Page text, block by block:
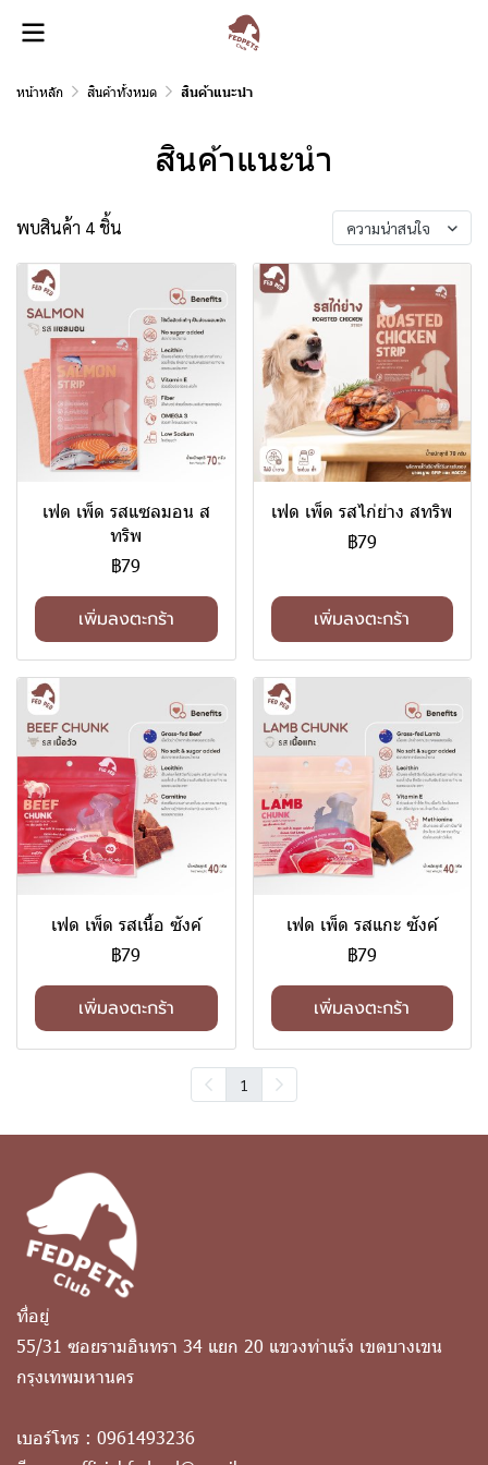
หน้าหลัก สินค้าทั้งหมด สินค้าแนะนำ
สินค้าแนะนำ
พบสินค้า 4 ชิ้น ความน่าสนใจ
เฟด เพ็ด รสแซลมอน ส
ทริพ
฿79
เพิ่มลงตะกร้า
เฟด เพ็ด รสไก่ย่าง สทริพ
฿79
เพิ่มลงตะกร้า
เฟด เพ็ด รสเนื้อ ซังค์
฿79
เพิ่มลงตะกร้า
เฟด เพ็ด รสแกะ ซังค์
฿79
เพิ่มลงตะกร้า
1
ที่อยู่
55/31 ซอยรามอินทรา 34 แยก 20 แขวงท่าแร้ง เขตบางเขน
กรุงเทพมหานคร
เบอร์โทร : 0961493236